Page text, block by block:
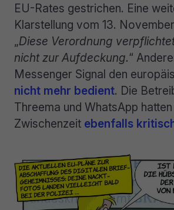
EU-Rates gestrichen. Eine
Klarstellung vom 13.
„Diese Verordnung
nicht zur Aufdeckung.“
Messenger Signal den
nicht mehr bedient. Die
Threema und WhatsApp
Zwischenzeit ebenfalls